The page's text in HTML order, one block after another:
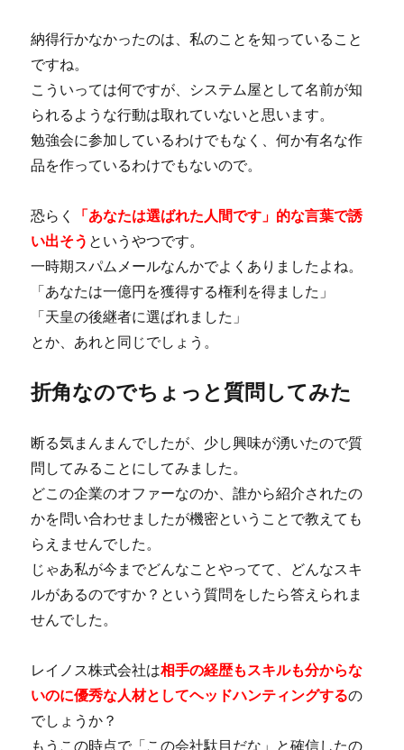
納得行かなかったのは、私のことを知っていること
ですね。
こういっては何ですが、システム屋として名前が知
られるような行動は取れていないと思います。
勉強会に参加しているわけでもなく、何か有名な作
品を作っているわけでもないので。
恐らく
「あなたは選ばれた人間です」的な言葉で誘
い出そう というやつです。
一時期スパムメールなんかでよくありましたよね。
「あなたは一億円を獲得する権利を得ました」
「天皇の後継者に選ばれました」
とか、あれと同じでしょう。
折角なのでちょっと質問してみた
断る気まんまんでしたが、少し興味が湧いたので質
問してみることにしてみました。
どこの企業のオファーなのか、誰から紹介されたの
かを問い合わせましたが機密ということで教えても
らえませんでした。
じゃあ私が今までどんなことやってて、どんなスキ
ルがあるのですか？という質問をしたら答えられま
せんでした。
レイノス株式会社は相手の経歴もスキルも分からな
いのに優秀な人材としてヘッドハンティングするの
でしょうか？
もうこの時点で「この会社駄目だな」と確信したの